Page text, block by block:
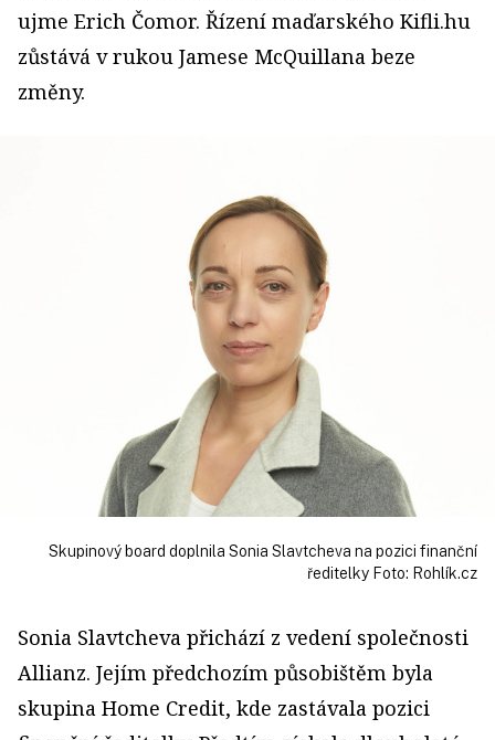
ujme Erich Čomor. Řízení maďarského Kifli.hu
zůstává v rukou Jamese McQuillana beze
změny.
Skupinový board doplnila Sonia Slavtcheva na pozici finanční
ředitelky Foto: Rohlík.cz
Sonia Slavtcheva přichází z vedení společnosti
Allianz. Jejím předchozím působištěm byla
skupina Home Credit, kde zastávala pozici